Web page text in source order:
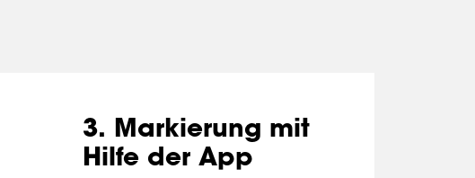
3. Markierung mit
Hilfe der App